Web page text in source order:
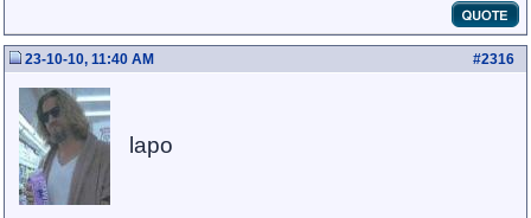
#2316
23-10-10, 11:40 AM
lapo